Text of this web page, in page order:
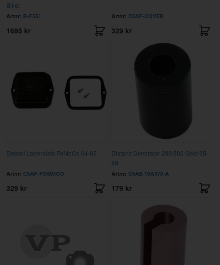
Billet
Artnr: B-F551
1695 kr
Artnr: C5AF-COVER
329 kr
Deckel Laderelais FoMoCo 64-65
Artnr: C5AF-FOMOCO
329 kr
Distanz Generator 289/302 Gold 65-
69
Artnr: C5AE-10A370-A
179 kr